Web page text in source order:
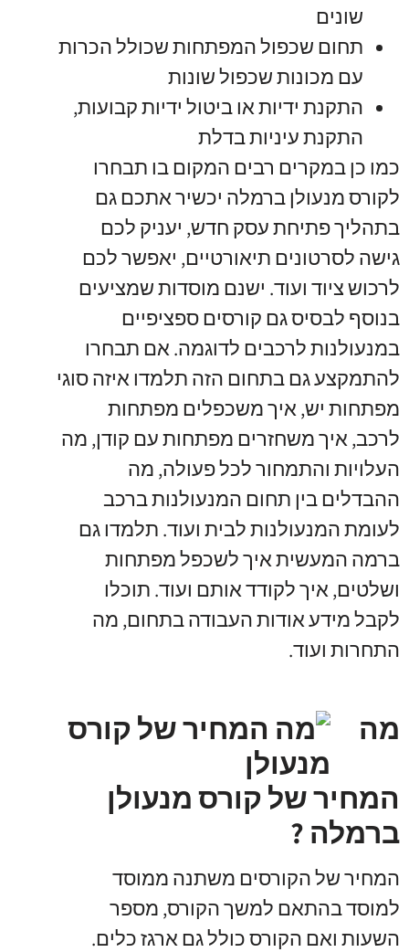
שונים
תחום שכפול המפתחות שכולל הכרות
עם מכונות שכפול שונות
התקנת ידיות או ביטול ידיות קבועות,
התקנת עיניות בדלת
כמו כן במקרים רבים המקום בו תבחרו
לקורס מנעולן ברמלה יכשיר אתכם גם
בתהליך פתיחת עסק חדש, יעניק לכם
גישה לסרטונים תיאורטיים, יאפשר לכם
לרכוש ציוד ועוד. ישנם מוסדות שמציעים
בנוסף לבסיס גם קורסים ספציפיים
במנעולנות לרכבים לדוגמה.אם תבחרו
להתמקצע גם בתחום הזה תלמדו איזה סוגי
מפתחות יש,איך משכפלים מפתחות
לרכב,איך משחזרים מפתחות עם קודן, מה
העלויות והתמחור לכל פעולה, מה
ההבדלים בין תחום המנעולנות ברכב
לעומת המנעולנות לבית ועוד. תלמדו גם
ברמה המעשית איך לשכפל מפתחות
ושלטים,איך לקודד אותם ועוד. תוכלו
לקבל מידע אודות העבודה בתחום, מה
התחרות ועוד.
מה
המחיר של קורס מנעולן
ברמלה ?
המחיר של הקורסים משתנה ממוסד
למוסד בהתאם למשך הקורס, מספר
השעות ואם הקורס כולל גם ארגז כלים.